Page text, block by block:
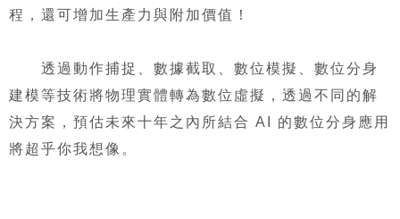
程，還可增加生產力與附加價值！
透過動作捕捉、數據截取、數位模擬、數位分身
建模等技術將物理實體轉為數位虛擬，透過不同的解
決方案，預估未來十年之內所結合 AI 的數位分身應用
將超乎你我想像。